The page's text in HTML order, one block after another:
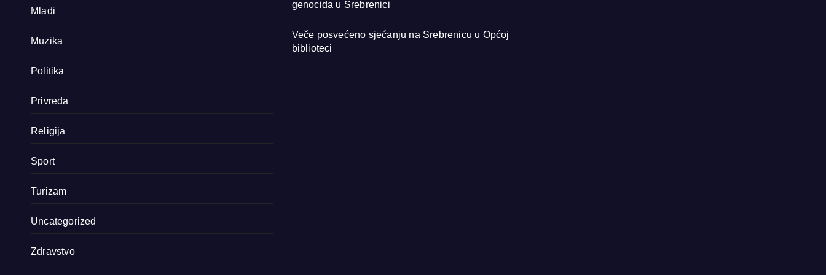
Mladi
Muzika
Politika
Privreda
Religija
Sport
Turizam
Uncategorized
Zdravstvo
genocida u Srebrenici
Veče posvećeno sjećanju na Srebrenicu u Općoj
biblioteci